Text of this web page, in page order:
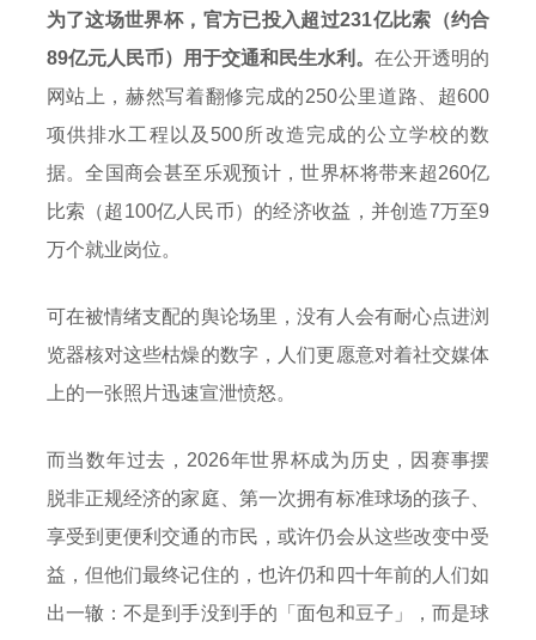
为了这场世界杯，官方已投入超过231亿比索（约合
89亿元人民币）用于交通和民生水利。在公开透明的
网站上，赫然写着翻修完成的250公里道路、超600
项供排水工程以及500所改造完成的公立学校的数
据。全国商会甚至乐观预计，世界杯将带来超260亿
比索（超100亿人民币）的经济收益，并创造7万至9
万个就业岗位。
可在被情绪支配的舆论场里，没有人会有耐心点进浏
览器核对这些枯燥的数字，人们更愿意对着社交媒体
上的一张照片迅速宣泄愤怒。
而当数年过去，2026年世界杯成为历史，因赛事摆
脱非正规经济的家庭、第一次拥有标准球场的孩子、
享受到更便利交通的市民，或许仍会从这些改变中受
益，但他们最终记住的，也许仍和四十年前的人们如
出一辙：不是到手没到手的「面包和豆子」，而是球